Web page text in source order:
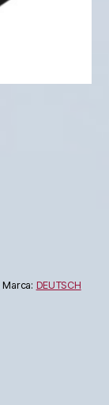
Marca: DEUTSCH